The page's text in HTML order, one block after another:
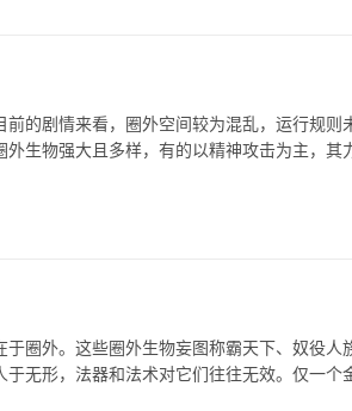
的剧情来看，圈外空间较为混乱，运行规则
生物强大且多样，有的以精神攻击为主，其
圈外。这些圈外生物妄图称霸天下、奴役人
无形，法器和法术对它们往往无效。仅一个